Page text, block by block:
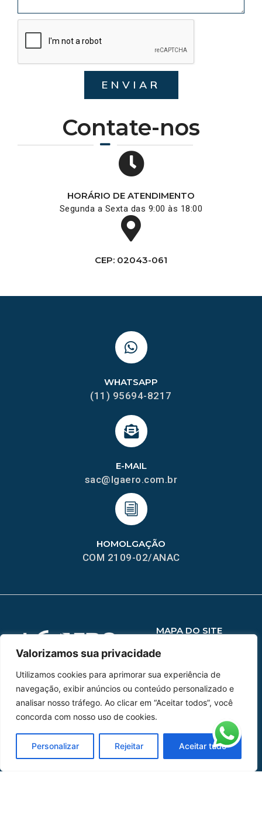
Valorizamos sua privacidade
Utilizamos cookies para aprimorar sua experiência de
navegação, exibir anúncios ou conteúdo personalizado e
analisar nosso tráfego. Ao clicar em “Aceitar todos”, você
concorda com nosso uso de cookies.
Personalizar Rejeitar Aceitar tudo
Contate-nos
HORÁRIO DE ATENDIMENTO
Segunda a Sexta das 9:00 às 18:00
CEP: 02043-061
ENVIAR
HOMOLGAÇÃO
COM 2109-02/ANAC
E-MAIL
sac@lgaero.com.br
WHATSAPP
(11) 95694-8217
MAPA DO SITE
Home
Peças
Catálogo de Aplicações
Oficina de Mangueiras
Contato